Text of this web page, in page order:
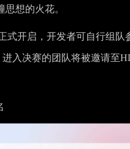
想的火花。
式开启，开发者可自行组
入决赛的团队将被邀请至